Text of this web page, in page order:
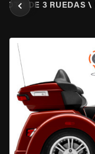
DE 3 RUEDAS \